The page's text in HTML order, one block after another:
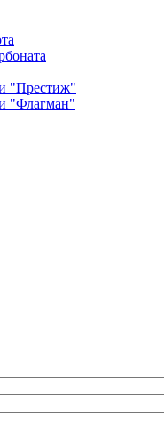
"Престиж"
"Флагман"